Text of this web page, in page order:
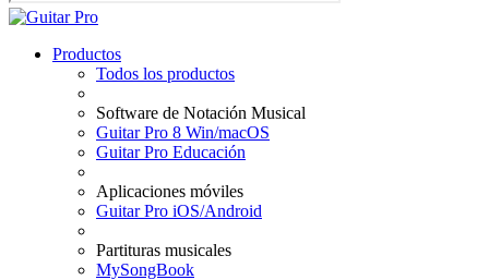
Productos
Todos los productos
Software de Notación Musical
Guitar Pro 8 Win/macOS
Guitar Pro Educación
Aplicaciones móviles
Guitar Pro iOS/Android
Partituras musicales
MySongBook